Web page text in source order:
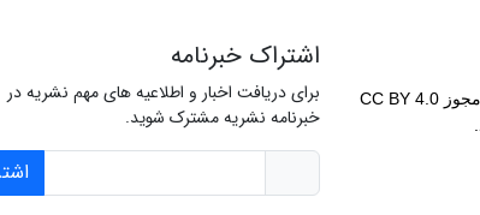
تمامی مقالات این نشریه تحت مجوز CC BY 4.0
اشتراک خبرنامه
برای دریافت اخبار و اطلاعیه های مهم نشریه در
خبرنامه نشریه مشترک شوید.